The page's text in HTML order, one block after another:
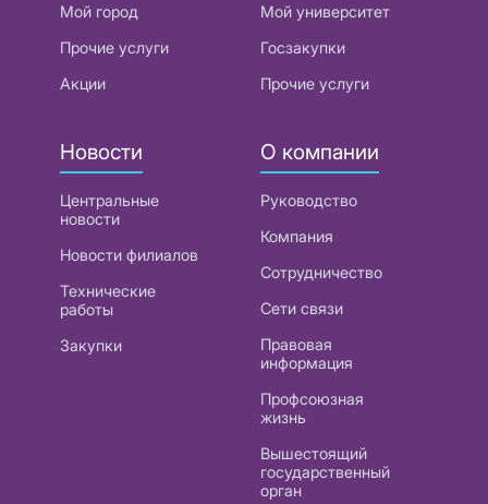
Мой город
Прочие услуги
Акции
Мой университет
Госзакупки
Прочие услуги
Новости
Центральные
новости
Новости филиалов
Технические
работы
Закупки
О компании
Руководство
Компания
Сотрудничество
Сети связи
Правовая
информация
Профсоюзная
жизнь
Вышестоящий
государственный
орган